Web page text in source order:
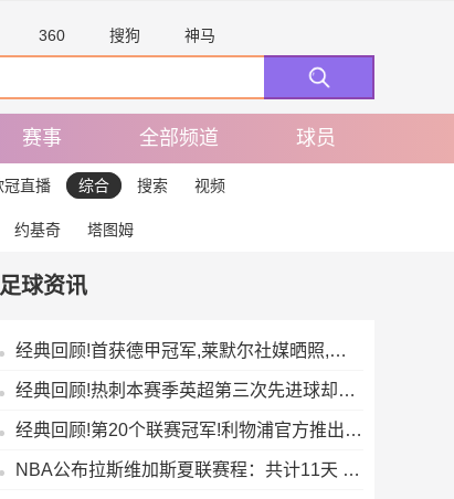
360 搜狗 神马
赛事 全部频道 球员
冠直播 综合 搜索 视频
约基奇 塔图姆
足球资讯
经典回顾!首获德甲冠军,莱默尔社媒晒照,与凯恩、戴尔等队友疯狂庆祝
经典回顾!热刺本赛季英超第三次先进球却半场落后,比其他任何球队都更多
经典回顾!第20个联赛冠军!利物浦官方推出冠军纪念系列商品
NBA公布拉斯维加斯夏联赛程：共计11天 爵士奇才将在首日迎来正面交锋【来源腾讯体育】